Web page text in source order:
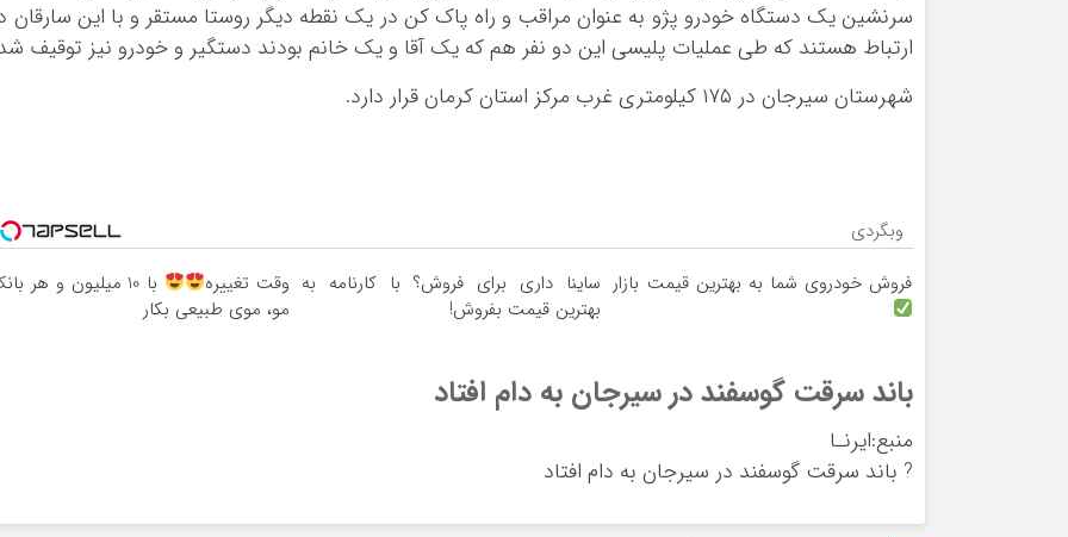
سرنشین یک دستگاه خودرو پژو به عنوان مراقب و راه پاک کن در یک نقطه دیگر روستا مستقر و با این سارقان
ارتباط هستند که طی عملیات پلیسی این دو نفر هم که یک آقا و یک خانم بودند دستگیر و خودرو نیز توقیف
شهرستان سیرجان در ۱۷۵ کیلومتری غرب مرکز استان کرمان قرار دارد.
وبگردی
فروش خودروی شما به بهترین قیمت بازار ساینا داری برای فروش؟ با کارنامه به
بهترین قیمت بفروش!
وقت تغییره
با 10 میلیون و هر
مو، موی طبیعی بکار
باند سرقت گوسفند در سیرجان به دام افتاد
منبع:ایرنـا
? باند سرقت گوسفند در سیرجان به دام افتاد